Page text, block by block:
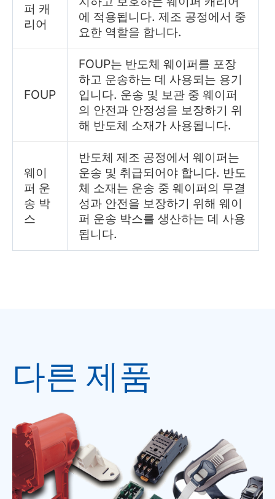
퍼 캐
리어
에 적용됩니다. 제조 공정에서 중
요한 역할을 합니다.
FOUP
FOUP는 반도체 웨이퍼를 포장
하고 운송하는 데 사용되는 용기
입니다. 운송 및 보관 중 웨이퍼
의 안전과 안정성을 보장하기 위
해 반도체 소재가 사용됩니다.
웨이
퍼 운
송 박
스
반도체 제조 공정에서 웨이퍼는
운송 및 취급되어야 합니다. 반도
체 소재는 운송 중 웨이퍼의 무결
성과 안전을 보장하기 위해 웨이
퍼 운송 박스를 생산하는 데 사용
됩니다.
다른 제품